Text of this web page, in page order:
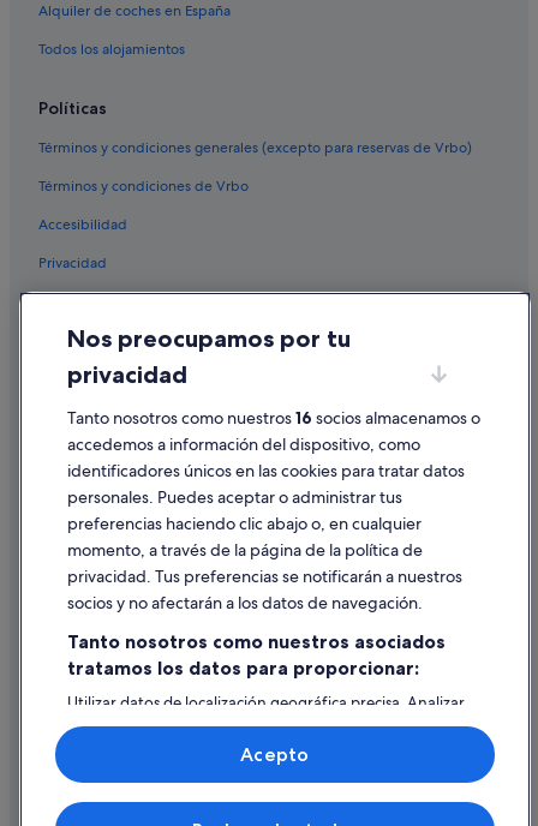
Riu Hotels en Playa Paraíso
Riu Hotels en Costa Adeje
Apartamentos en El Duque
Hoteles cerca de Parque nacional La Caleta
Riu Hotels en La Caleta
Best Hotels en Fañabé
Barcelo hoteles en Costa Adeje
Bahia Principe hoteles en Playa Paraíso
Hard Rock Hotels en Playa Paraíso
Hoteles de 3 estrellas en El Duque
La Caleta hoteles
Hoteles con spa en La Caleta
Nh Hotels en Costa Adeje
Diamond Resorts en Playa Paraíso
Hotasa hoteles en Playa Paraíso
Hoteles que aceptan mascotas en El Duque
Bahia Principe hoteles en Costa Adeje
Hoteles con todo incluido en Tenerife
El Duque hoteles
Melia hoteles en Playa Paraíso
Alquiler de coches en España
Todos los alojamientos
Políticas
Términos y condiciones generales (excepto para reservas de Vrbo)
Términos y condiciones de Vrbo
Accesibilidad
Privacidad
Condiciones de uso
Información legal/contacto
Pautas sobre el contenido y cómo denunciar contenido
Ayuda
Cancelar un vuelo
Cancelar una reserva de hotel o de un alquiler vacacional
Plazos de reembolso
Utilizar un cupón de Expedia
Documentos para viajes internacionales
© 2026 Expedia, Inc., una empresa de Expedia Group. Todos los
Nos preocupamos por tu
privacidad
Tanto nosotros como nuestros16 socios almacenamos o
accedemos a información del dispositivo, como
identificadores únicos en las cookies para tratar datos
personales. Puedes aceptar o administrar tus
preferencias haciendo clic abajo o, en cualquier
momento, a través de la página de la política de
privacidad. Tus preferencias se notificarán a nuestros
socios y no afectarán a los datos de navegación.
Tanto nosotros como nuestros asociados
tratamos los datos para proporcionar:
Utilizar datos de localización geográfica precisa. Analizar
activamente las características del dispositivo para su
identificación. Almacenar la información en un dispositivo
y/o acceder a ella. Publicidad y contenido personalizados,
medición de publicidad y contenido, investigación de
audiencia y desarrollo de servicios.
Acepto